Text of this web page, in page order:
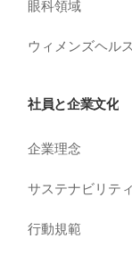
眼科領域
ウィメンズヘルス
社員と企業文化
企業理念
サステナビリティ
行動規範